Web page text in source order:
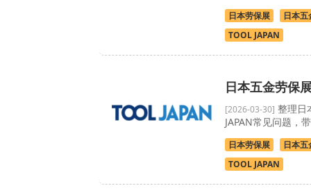
日本劳保展
日本五
TOOL JAPAN
日本五金劳保
[2026-03-30] 整理日
JAPAN常见问题，
日本劳保展
日本五
TOOL JAPAN